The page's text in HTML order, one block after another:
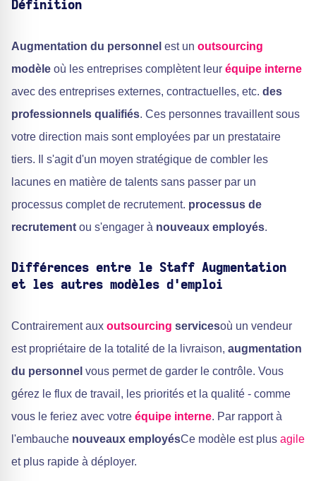
Définition
Augmentation du personnel est un outsourcing
modèle où les entreprises complètent leur équipe interne
avec des entreprises externes, contractuelles, etc. des
professionnels qualifiés. Ces personnes travaillent sous
votre direction mais sont employées par un prestataire
tiers. Il s'agit d'un moyen stratégique de combler les
lacunes en matière de talents sans passer par un
processus complet de recrutement. processus de
recrutement ou s'engager à nouveaux employés.
Différences entre le Staff Augmentation
et les autres modèles d'emploi
Contrairement aux outsourcing servicesoù un vendeur
est propriétaire de la totalité de la livraison, augmentation
du personnel vous permet de garder le contrôle. Vous
gérez le flux de travail, les priorités et la qualité - comme
vous le feriez avec votre équipe interne. Par rapport à
l'embauche nouveaux employésCe modèle est plus agile
et plus rapide à déployer.